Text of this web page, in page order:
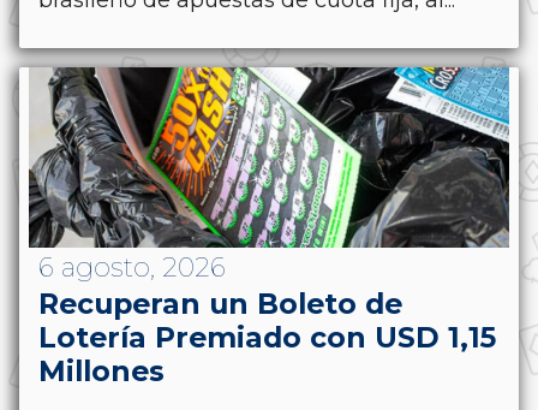
6 agosto, 2026
Recuperan un Boleto de
Lotería Premiado con USD 1,15
Millones